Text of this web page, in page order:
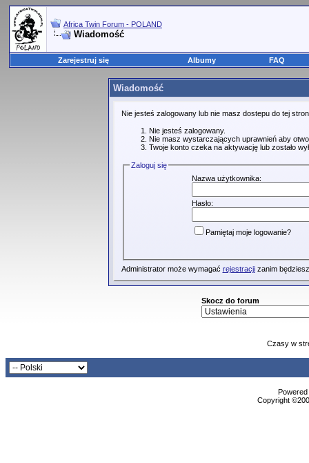
Africa Twin Forum - POLAND
Wiadomość
Zarejestruj się Albumy FAQ
Wiadomość
Nie jesteś zalogowany lub nie masz dostepu do tej
Nie jesteś zalogowany.
Nie masz wystarczających uprawnień aby
Twoje konto czeka na aktywację lub zostało
Zaloguj się
Nazwa użytkownika:
Hasło:
Pamiętaj moje logowanie?
Administrator może wymagać rejestracjizanim
Skocz do forum
Czasy w
Copyright